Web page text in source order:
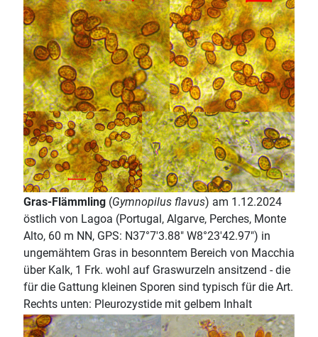
Gras-Flämmling (Gymnopilus flavus) am 1.12.2024
östlich von Lagoa (Portugal, Algarve, Perches, Monte
Alto, 60 m NN, GPS: N37°7'3.88" W8°23'42.97") in
ungemähtem Gras in besonntem Bereich von Macchia
über Kalk, 1 Frk. wohl auf Graswurzeln ansitzend - die
für die Gattung kleinen Sporen sind typisch für die Art.
Rechts unten: Pleurozystide mit gelbem Inhalt